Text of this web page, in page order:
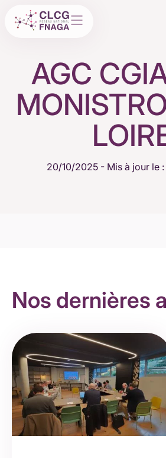
AGC
20/10/2025 - Mis à jour le
Nos dernières